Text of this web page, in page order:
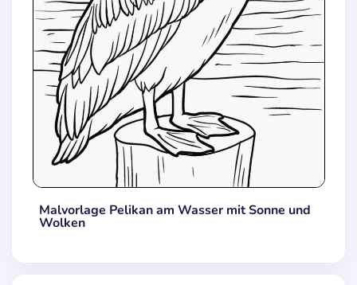
Malvorlage Pelikan am Wasser mit Sonne und
Wolken